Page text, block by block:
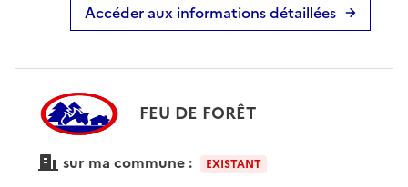
Accéder aux informations détaillées
FEU DE FORÊT
sur ma commune : EXISTANT